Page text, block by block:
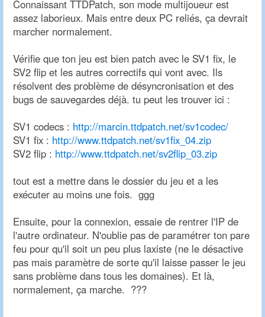
Connaissant TTDPatch, son mode multijoueur est
assez laborieux. Mais entre deux PC reliés, ça devrait
marcher normalement.
Vérifie que ton jeu est bien patch avec le SV1 fix, le
SV2 flip et les autres correctifs qui vont avec. Ils
résolvent des problème de désyncronisation et des
bugs de sauvegardes déjà. tu peut les trouver ici :
SV1 codecs : http://marcin.ttdpatch.net/sv1codec/
SV1 fix : http://www.ttdpatch.net/sv1fix_04.zip
SV2 flip : http://www.ttdpatch.net/sv2flip_03.zip
tout est a mettre dans le dossier du jeu et a les
exécuter au moins une fois. ggg
Ensuite, pour la connexion, essaie de rentrer l'IP de
l'autre ordinateur. N'oublie pas de paramétrer ton pare
feu pour qu'il soit un peu plus laxiste (ne le désactive
pas mais paramètre de sorte qu'il laisse passer le jeu
sans problème dans tous les domaines). Et là,
normalement, ça marche. ???